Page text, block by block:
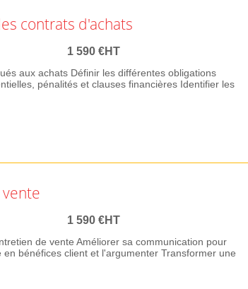
contrats d'achats
1 590 €HT
aux achats Définir les différentes obligations
pénalités et clauses financières Identifier les
1 590 €HT
de vente Améliorer sa communication pour
bénéfices client et l'argumenter Transformer une